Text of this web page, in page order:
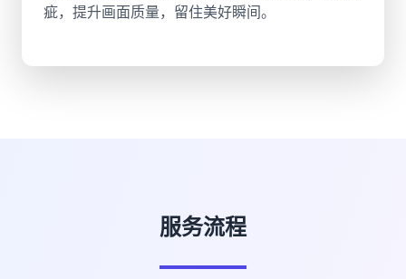
疵，提升画面质量，留住美好瞬间。
服务流程